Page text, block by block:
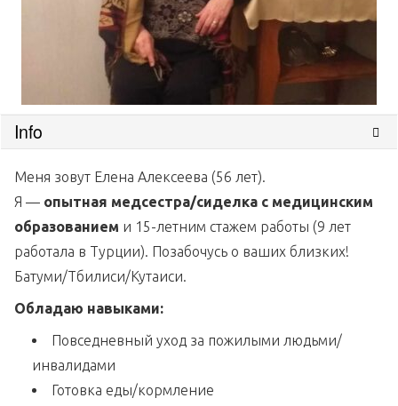
Info
Меня зовут Елена Алексеева (56 лет).
Я — опытная медсестра/сиделка с медицинским
образованием и 15-летним стажем работы (9 лет
работала в Турции). Позабочусь о ваших близких!
Батуми/Тбилиси/Кутаиси.
Обладаю навыками:
Повседневный уход за пожилыми людьми/
инвалидами
Готовка еды/кормление